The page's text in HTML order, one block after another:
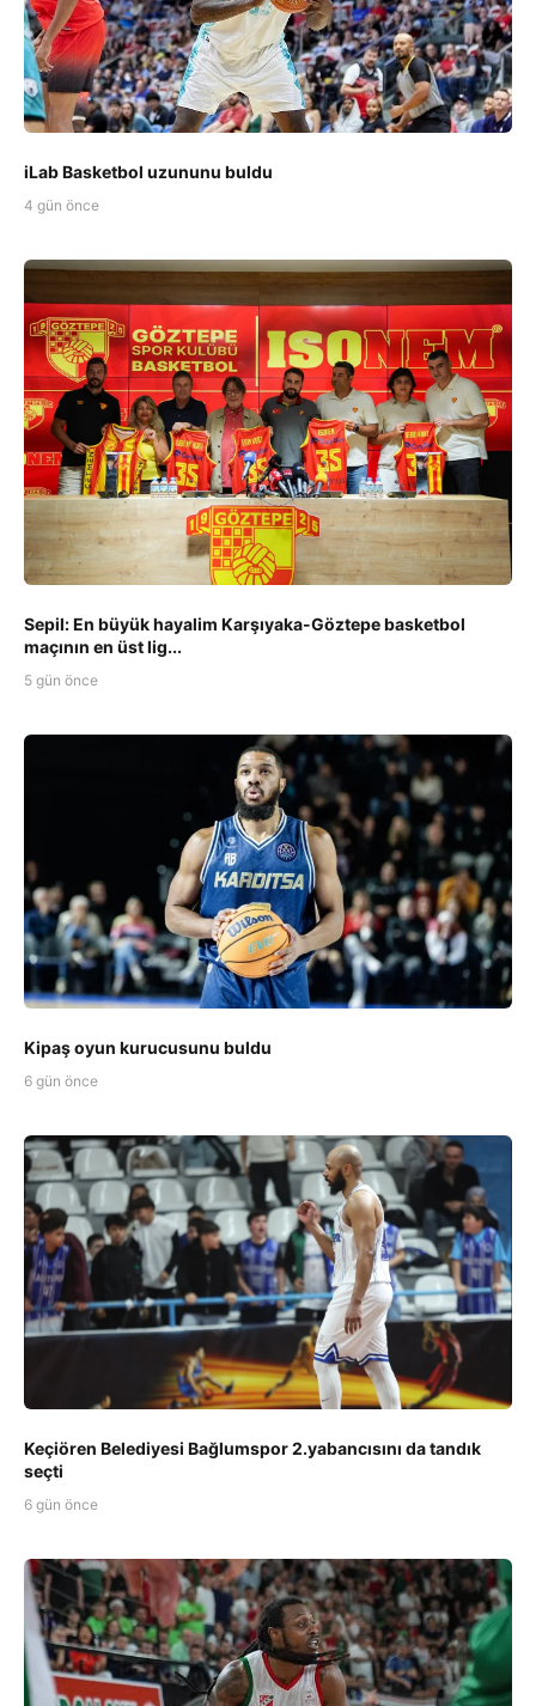
iLab Basketbol uzununu buldu
4 gün önce
Sepil: En büyük hayalim Karşıyaka-Göztepe basketbol
maçının en üst lig...
5 gün önce
Kipaş oyun kurucusunu buldu
6 gün önce
Keçiören Belediyesi Bağlumspor 2.yabancısını da tandık
seçti
6 gün önce